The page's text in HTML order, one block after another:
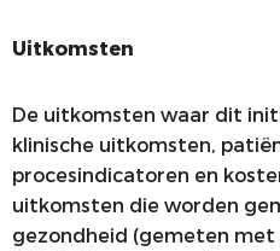
Uitkomsten
De uitkomsten waar dit
klinische uitkomsten,
procesindicatoren en
uitkomsten die worden
gezondheid (gemeten